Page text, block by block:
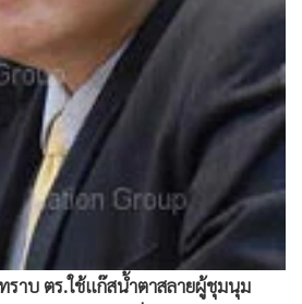
าบ ตร.ใช้แก๊สน้ำตาสลายผู้ชุมนุม